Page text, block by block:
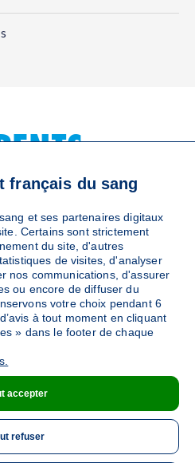
DONNEURS : 0
au vendredi de 9h à 19h. A
français du sang
et ses partenaires digitaux
Certains sont strictement
du site, d'autres
de visites, d'analyser
nos communications, d'assurer
ou encore de diffuser du
votre choix pendant 6
à tout moment en cliquant
» dans le footer de chaque
accepter
refuser